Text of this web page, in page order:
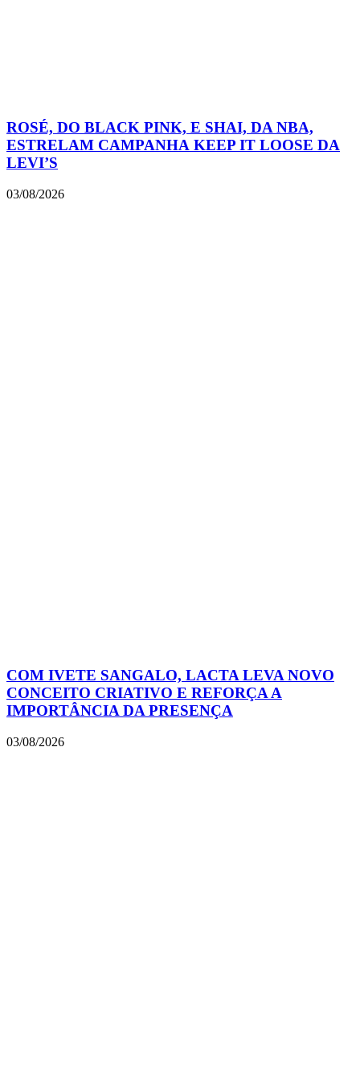
ROSÉ, DO BLACK PINK, E SHAI, DA NBA,
ESTRELAM CAMPANHA KEEP IT LOOSE DA
LEVI’S
03/08/2026
COM IVETE SANGALO, LACTA LEVA NOVO
CONCEITO CRIATIVO E REFORÇA A
IMPORTÂNCIA DA PRESENÇA
03/08/2026